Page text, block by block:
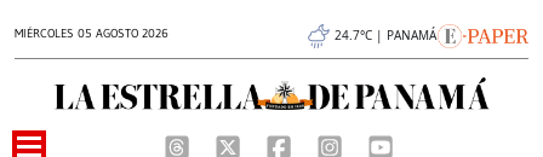
MIÉRCOLES 05 AGOSTO 2026 24.7°C | PANAMÁ